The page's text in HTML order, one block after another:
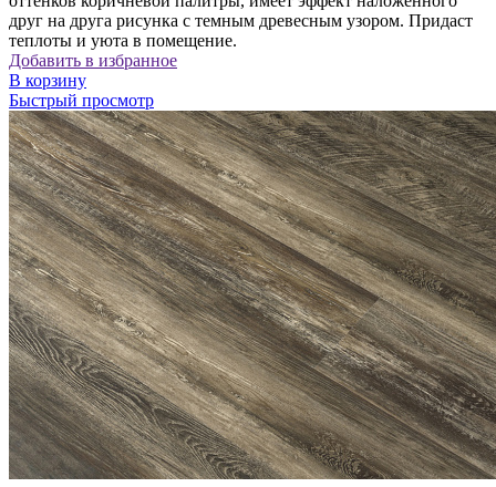
друг на друга рисунка с темным древесным узором. Придаст
теплоты и уюта в помещение.
Добавить в избранное
В корзину
Быстрый просмотр